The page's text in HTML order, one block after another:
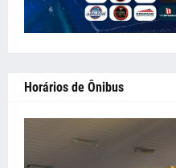
Horários de Ônibus